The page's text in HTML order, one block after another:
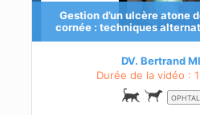
Gestion d’un ulcère atone
cornée : techniques
DV. Bertrand
Durée de la vidéo :